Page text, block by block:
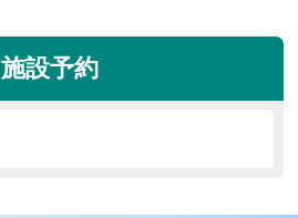
施設予約